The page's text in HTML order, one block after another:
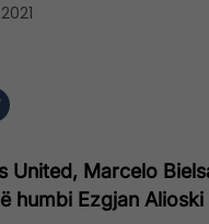
United, Marcelo
humbi Ezgjan